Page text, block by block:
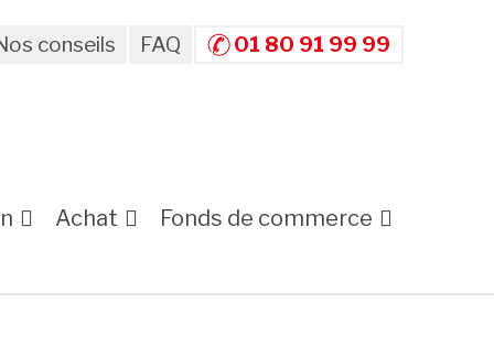
conseils FAQ 01 80 91 99 99
Achat Fonds de commerce